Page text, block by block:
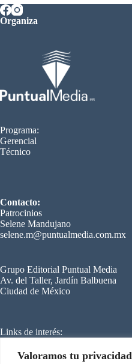
Valoramos tu privacidad
Organiza
Programa:
Gerencial
Técnico
Contacto:
Patrocinios
Selene Mandujano
selene.m@puntualmedia.com.mx
Grupo Editorial Puntual Media
Av. del Taller, Jardín Balbuena
Ciudad de México
Links de interés:
Cero Grados